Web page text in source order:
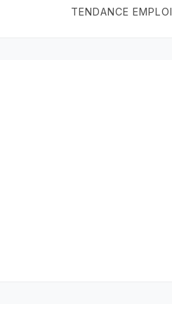
TENDANCE EMPLOI